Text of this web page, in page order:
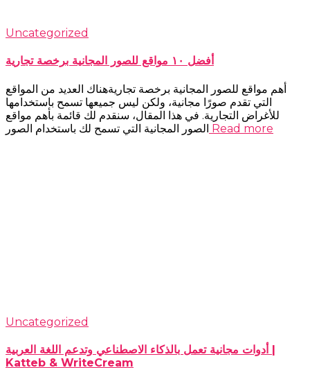
Uncategorized
أفضل ١٠ مواقع للصور المجانية برخصة تجارية
أهم مواقع للصور المجانية برخصة تجاريةهناك العديد من المواقع
التي تقدم صورًا مجانية، ولكن ليس جميعها تسمح باستخدامها
للأغراض التجارية. في هذا المقال، سنقدم لك قائمة بأهم مواقع
الصور المجانية التي تسمح لك باستخدام الصور Read more
Uncategorized
أدوات مجانية تعمل بالذكاء الاصطناعي وتدعم اللغة العربية |
Katteb & WriteCream